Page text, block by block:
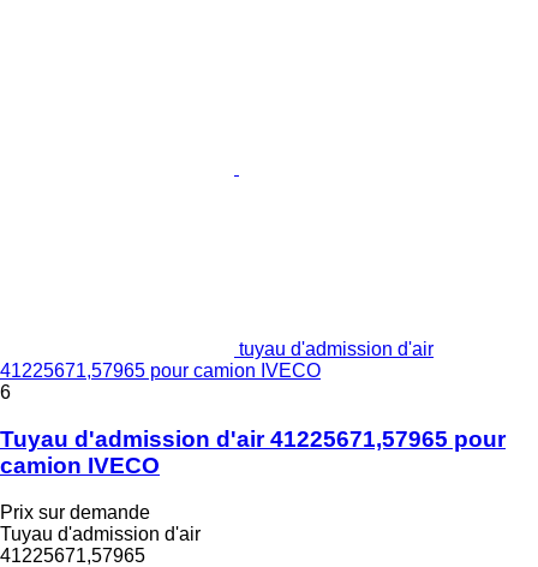
tuyau d'admission d'air
41225671,57965 pour camion IVECO
6
Tuyau d'admission d'air 41225671,57965 pour
camion IVECO
Prix sur demande
Tuyau d'admission d'air
41225671,57965